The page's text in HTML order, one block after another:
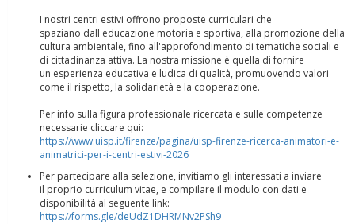
Tiziano Pesce a Radio InBlu2000 traccia il bilancio della stagione
I nostri centri estivi offrono proposte curriculari che
spaziano dall'educazione motoria e sportiva, alla promozione della
cultura ambientale, fino all'approfondimento di tematiche sociali e
di cittadinanza attiva. La nostra missione è quella di fornire
un'esperienza educativa e ludica di qualità, promuovendo valori
come il rispetto, la solidarietà e la cooperazione.
Per info sulla figura professionale ricercata e sulle competenze
necessarie cliccare qui:
https://www.uisp.it/firenze/pagina/uisp-firenze-ricerca-animatori-e-
animatrici-per-i-centri-estivi-2026
Per partecipare alla selezione, invitiamo gli interessati a inviare
il proprio curriculum vitae, e compilare il modulo con dati e
disponibilità al seguente link:
https://forms.gle/deUdZ1DHRMNv2PSh9